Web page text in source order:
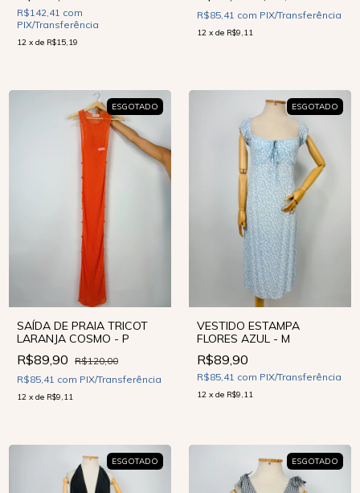
R$142,41 com
PIX/Transferência
12 x de R$15,19
R$85,41 com PIX/Transferência
12 x de R$9,11
ESGOTADO
SAÍDA DE PRAIA TRICOT
LARANJA COSMO - P
R$89,90 R$120,00
R$85,41 com PIX/Transferência
12 x de R$9,11
ESGOTADO
VESTIDO ESTAMPA
FLORES AZUL - M
R$89,90
R$85,41 com PIX/Transferência
12 x de R$9,11
ESGOTADO ESGOTADO